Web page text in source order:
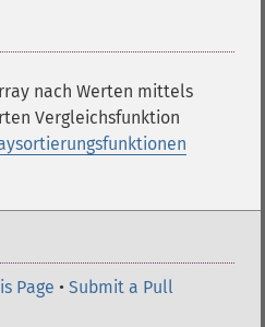
nach Werten mittels
Vergleichsfunktion
Page • Submit a Pull